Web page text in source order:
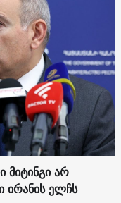
არ
ირანის ელჩს